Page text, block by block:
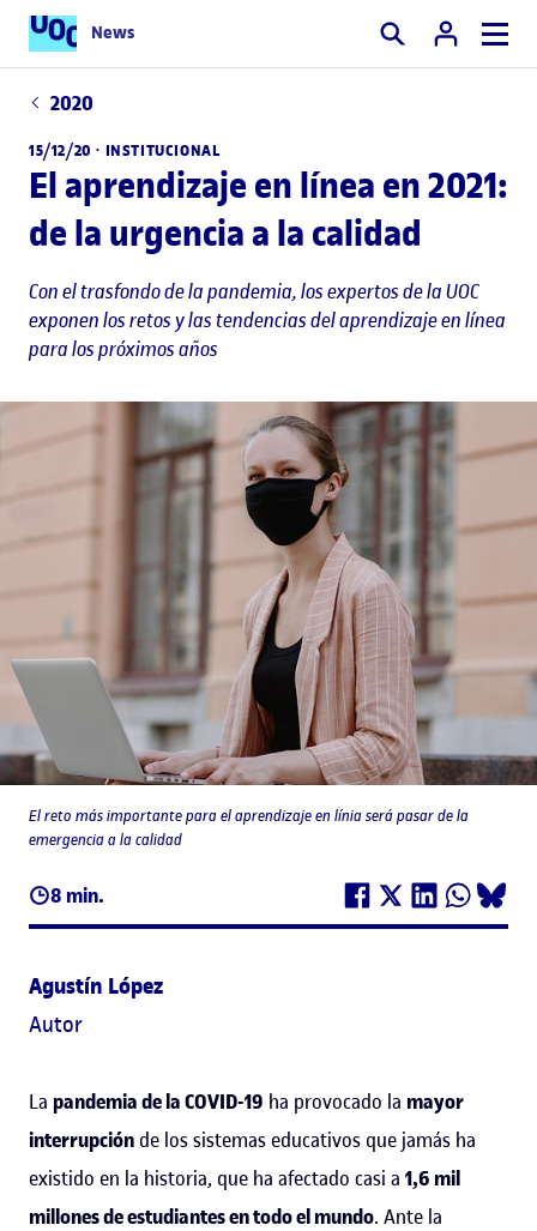
News Buscar
2020
15/12/20 · INSTITUCIONAL
El aprendizaje en línea en 2021:
de la urgencia a la calidad
Con el trasfondo de la pandemia, los expertos de la UOC
exponen los retos y las tendencias del aprendizaje en línea
para los próximos años
8 min.
El reto más importante para el aprendizaje en línia será pasar de la
emergencia a la calidad
Agustín López
Autor
La pandemia de la COVID-19 ha provocado la mayor
interrupción de los sistemas educativos que jamás ha
existido en la historia, que ha afectado casi a 1,6 mil
millones de estudiantes en todo el mundo. Ante la